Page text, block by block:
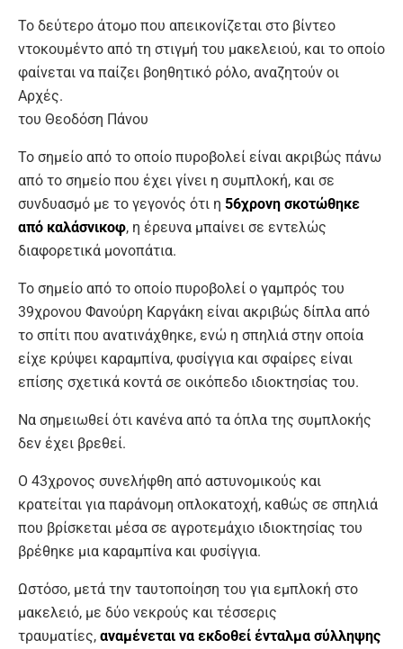
Το δεύτερο άτομο που απεικονίζεται στο βίντεο
ντοκουμέντο από τη στιγμή του μακελειού, και το οποίο
φαίνεται να παίζει βοηθητικό ρόλο, αναζητούν οι
Αρχές.
του Θεοδόση Πάνου
Το σημείο από το οποίο πυροβολεί είναι ακριβώς πάνω
από το σημείο που έχει γίνει η συμπλοκή, και σε
συνδυασμό με το γεγονός ότι η 56χρονη σκοτώθηκε
από καλάσνικοφ, η έρευνα μπαίνει σε εντελώς
διαφορετικά μονοπάτια.
Το σημείο από το οποίο πυροβολεί ο γαμπρός του
39χρονου Φανούρη Καργάκη είναι ακριβώς δίπλα από
το σπίτι που ανατινάχθηκε, ενώ η σπηλιά στην οποία
είχε κρύψει καραμπίνα, φυσίγγια και σφαίρες είναι
επίσης σχετικά κοντά σε οικόπεδο ιδιοκτησίας του.
Να σημειωθεί ότι κανένα από τα όπλα της συμπλοκής
δεν έχει βρεθεί.
Ο 43χρονος συνελήφθη από αστυνομικούς και
κρατείται για παράνομη οπλοκατοχή, καθώς σε σπηλιά
που βρίσκεται μέσα σε αγροτεμάχιο ιδιοκτησίας του
βρέθηκε μια καραμπίνα και φυσίγγια.
Ωστόσο, μετά την ταυτοποίηση του για εμπλοκή στο
μακελειό, με δύο νεκρούς και τέσσερις
τραυματίες, αναμένεται να εκδοθεί ένταλμα σύλληψης